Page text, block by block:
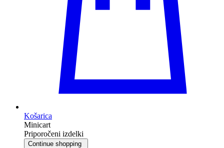
Košarica
Minicart
Priporočeni izdelki
Continue shopping